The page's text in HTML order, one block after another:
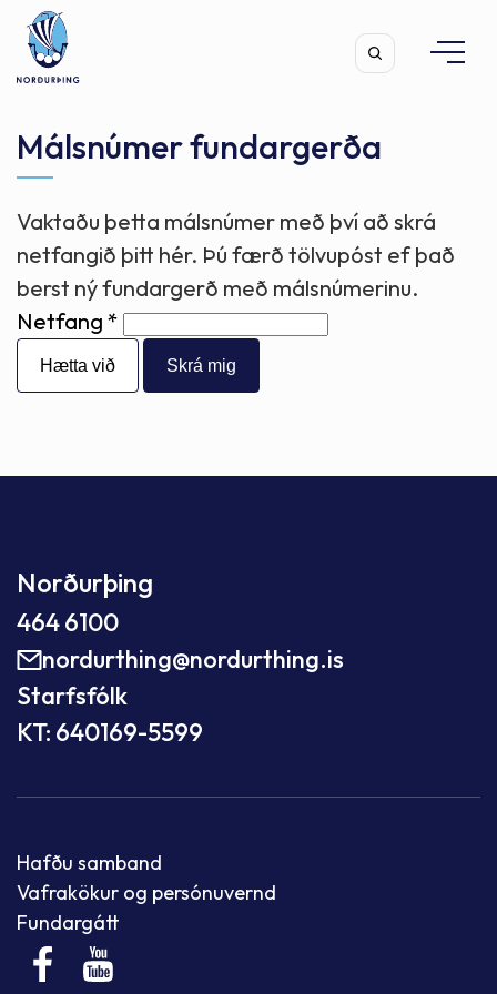
Leita
Málsnúmer fundargerða
Vaktaðu þetta málsnúmer með því að skrá
netfangið þitt hér. Þú færð tölvupóst ef það
berst ný fundargerð með málsnúmerinu.
Netfang
Hætta við
Norðurþing
464 6100
nordurthing@nordurthing.is
Starfsfólk
KT: 640169-5599
Hafðu samband
Vafrakökur og persónuvernd
Fundargátt